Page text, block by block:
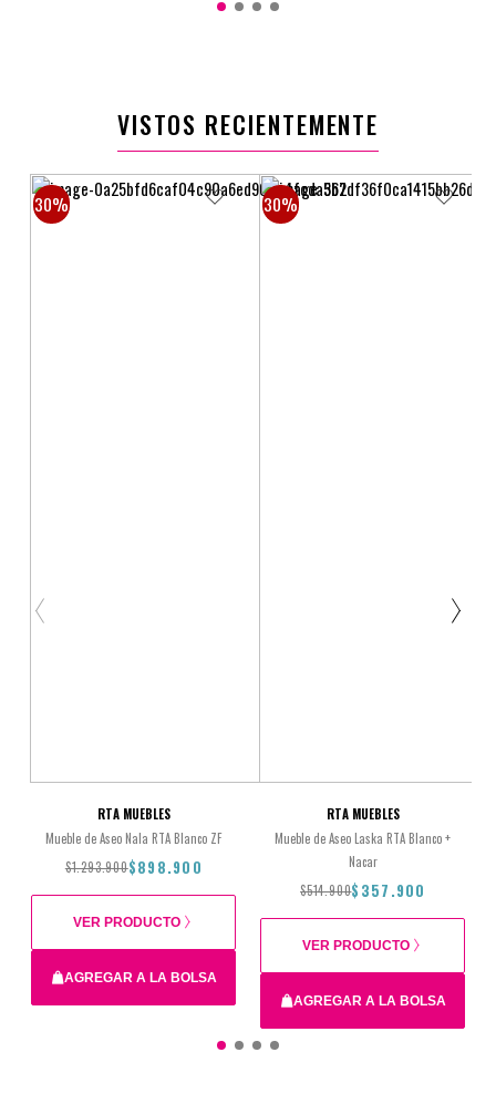
VISTOS RECIENTEMENTE
30%
RTA MUEBLES
Mueble de Aseo Nala RTA Blanco ZF
$1.293.900$898.900
AGREGAR A LA BOLSA
VER PRODUCTO
30%
RTA MUEBLES
Mueble de Aseo Laska RTA Blanco +
Nacar
$514.900$357.900
AGREGAR A LA BOLSA
VER PRODUCTO